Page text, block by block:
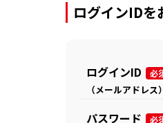
ログインIDを
ログインID
（メールアドレス）
パスワード